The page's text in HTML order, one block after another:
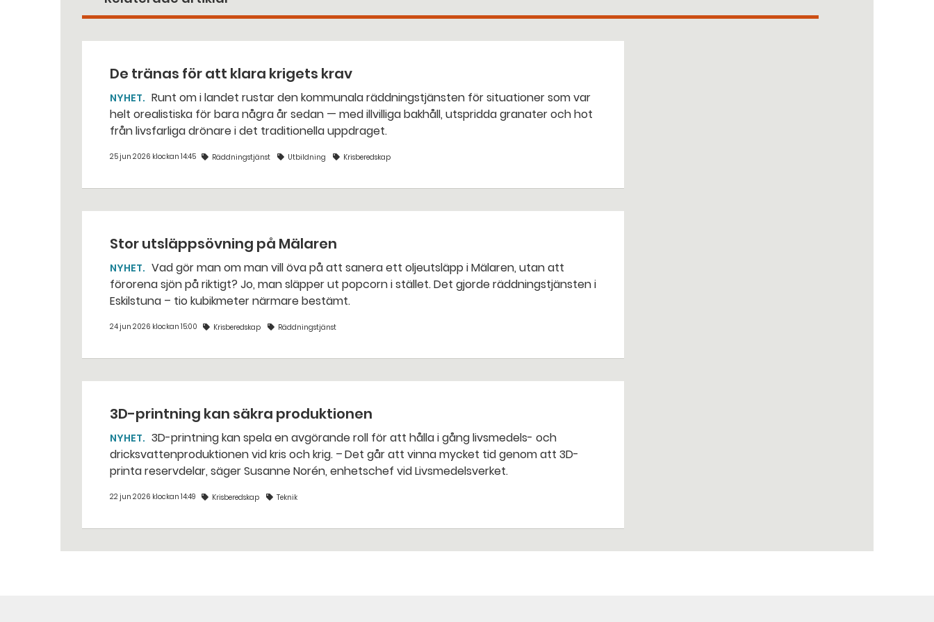
De tränas för att klara krigets krav
NYHET
helt orealistiska för bara några år sedan — med illvilliga bakhåll, utspridda granater och hot
från livsfarliga drönare i det traditionella uppdraget.
25 jun 2026 klockan 14:45 Räddningstjänst Utbildning Krisberedskap
Stor utsläppsövning på Mälaren
NYHET
förorena sjön på riktigt? Jo, man släpper ut popcorn i stället. Det gjorde räddningstjänsten i
Eskilstuna – tio kubikmeter närmare bestämt.
24 jun 2026 klockan 15:00 Krisberedskap Räddningstjänst
3D-printning kan säkra produktionen
NYHET
dricksvattenproduktionen vid kris och krig. – Det går att vinna mycket tid genom att 3D-
printa reservdelar, säger Susanne Norén, enhetschef vid Livsmedelsverket.
22 jun 2026 klockan 14:49 Krisberedskap Teknik